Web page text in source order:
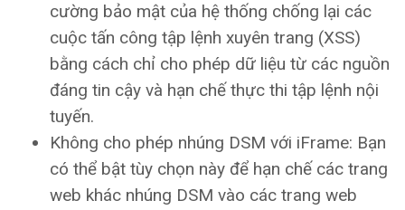
cường bảo mật của hệ thống chống lại các
cuộc tấn công tập lệnh xuyên trang (XSS)
bằng cách chỉ cho phép dữ liệu từ các nguồn
đáng tin cậy và hạn chế thực thi tập lệnh nội
tuyến.
Không cho phép nhúng DSM với iFrame: Bạn
có thể bật tùy chọn này để hạn chế các trang
web khác nhúng DSM vào các trang web